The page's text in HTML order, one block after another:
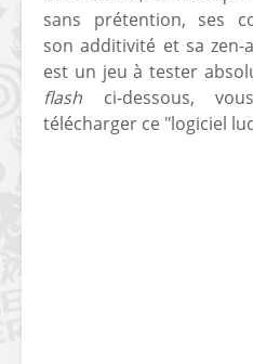
sans prétention, ses
son additivité et sa zen-
est un jeu à tester
flash ci-dessous,
télécharger ce "logiciel